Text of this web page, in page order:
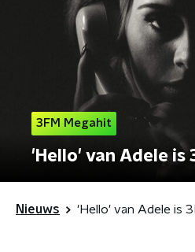
3FM Megahit
'Hello' van Adele is
Nieuws 'Hello' van Adele is